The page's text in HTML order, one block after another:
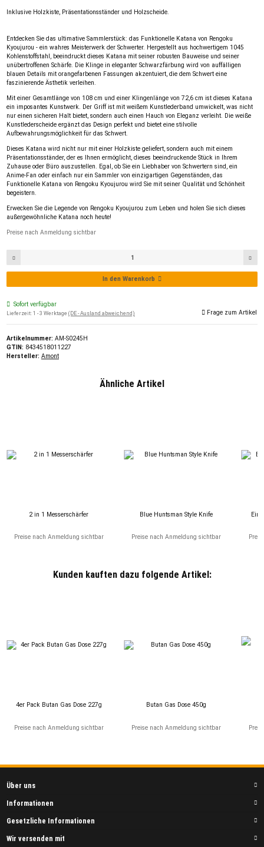
Inklusive Holzkiste, Präsentationsständer und Holzscheide.
Entdecken Sie das ultimative Sammlerstück: das Funktionelle Katana von Rengoku
Kyoujurou - ein wahres Meisterwerk der Schwerter. Hergestellt aus hochwertigem 1045
Kohlenstoffstahl, beeindruckt dieses Katana mit seiner robusten Bauweise und seiner
unübertroffenen Schärfe. Die Klinge in eleganter Schwarzfärbung wird von auffälligen
blauen Details mit orangefarbenen Fassungen akzentuiert, die dem Schwert eine
faszinierende Ästhetik verleihen.
Mit einer Gesamtlänge von 108 cm und einer Klingenlänge von 72,6 cm ist dieses Katana
ein imposantes Kunstwerk. Der Griff ist mit weißem Kunstlederband umwickelt, was nicht
nur einen sicheren Halt bietet, sondern auch einen Hauch von Eleganz verleiht. Die weiße
Kunstlederscheide ergänzt das Design perfekt und bietet eine stilvolle
Aufbewahrungsmöglichkeit für das Schwert.
Dieses Katana wird nicht nur mit einer Holzkiste geliefert, sondern auch mit einem
Präsentationsständer, der es Ihnen ermöglicht, dieses beeindruckende Stück in Ihrem
Zuhause oder Büro auszustellen. Egal, ob Sie ein Liebhaber von Schwertern sind, ein
Anime-Fan oder einfach nur ein Sammler von einzigartigen Gegenständen, das
Funktionelle Katana von Rengoku Kyoujurou wird Sie mit seiner Qualität und Schönheit
begeistern.
Erwecken Sie die Legende von Rengoku Kyoujurou zum Leben und holen Sie sich dieses
außergewöhnliche Katana noch heute!
Preise nach Anmeldung sichtbar
In den Warenkorb
Sofort verfügbar
Lieferzeit: 1 - 3 Werktage (DE - Ausland abweichend) Frage zum Artikel
Artikelnummer: AM-S0245H
GTIN: 8434518011227
Hersteller: Amont
Ähnliche Artikel
2 in 1 Messerschärfer
Preise nach Anmeldung sichtbar
Blue Huntsman Style Knife
Preise nach Anmeldung sichtbar
Kunden kauften dazu folgende Artikel:
4er Pack Butan Gas Dose 227g
Preise nach Anmeldung sichtbar
Butan Gas Dose 450g
Preise nach Anmeldung sichtbar
Über uns
Informationen
Gesetzliche Informationen
Wir versenden mit